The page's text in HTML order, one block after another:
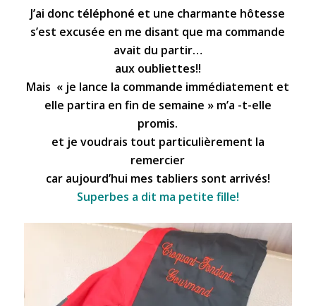
J’ai donc téléphoné et une charmante hôtesse
s’est excusée en me disant que ma commande
avait du partir…
aux oubliettes!!
Mais « je lance la commande immédiatement et
elle partira en fin de semaine » m’a -t-elle
promis.
et je voudrais tout particulièrement la
remercier
car aujourd’hui mes tabliers sont arrivés!
Superbes a dit ma petite fille!